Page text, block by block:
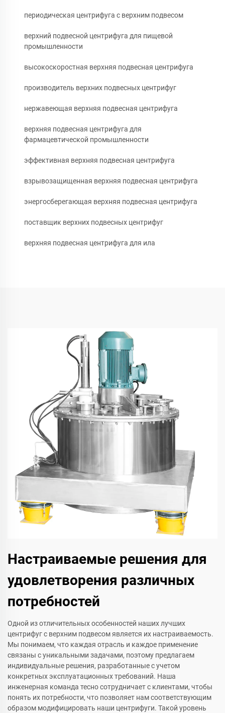
периодическая центрифуга с верхним подвесом
верхний подвесной центрифуга для пищевой
промышленности
высокоскоростная верхняя подвесная центрифуга
производитель верхних подвесных центрифуг
нержавеющая верхняя подвесная центрифуга
верхняя подвесная центрифуга для
фармацевтической промышленности
эффективная верхняя подвесная центрифуга
взрывозащищенная верхняя подвесная центрифуга
энергосберегающая верхняя подвесная центрифуга
поставщик верхних подвесных центрифуг
верхняя подвесная центрифуга для ила
Настраиваемые решения для
удовлетворения различных
потребностей
Одной из отличительных особенностей наших лучших
центрифуг с верхним подвесом является их настраиваемость.
Мы понимаем, что каждая отрасль и каждое применение
связаны с уникальными задачами, поэтому предлагаем
индивидуальные решения, разработанные с учетом
конкретных эксплуатационных требований. Наша
инженерная команда тесно сотрудничает с клиентами, чтобы
понять их потребности, что позволяет нам соответствующим
образом модифицировать наши центрифуги. Такой уровень